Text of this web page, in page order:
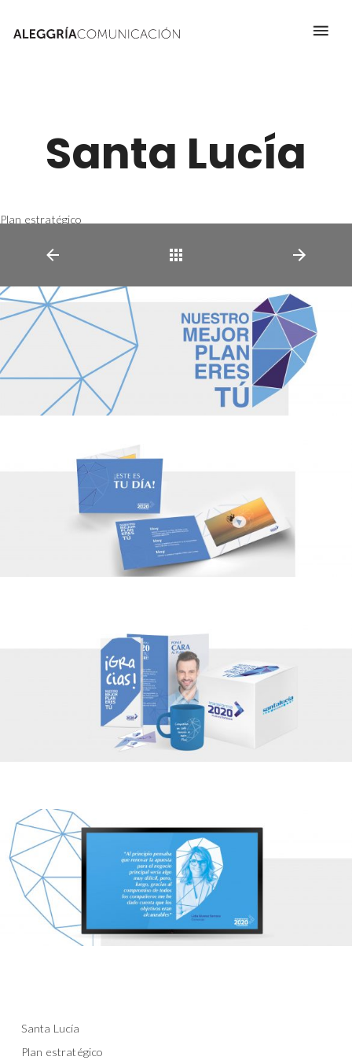
Santa Lucía
Plan estratégico
Volver
Santa Lucía
Plan estratégico